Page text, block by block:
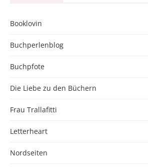
Booklovin
Buchperlenblog
Buchpfote
Die Liebe zu den Büchern
Frau Trallafitti
Letterheart
Nordseiten